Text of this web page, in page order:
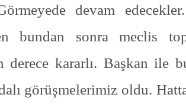
devam
bundan sonra meclis
derece kararlı. Başkan ile
görüşmelerimiz oldu.